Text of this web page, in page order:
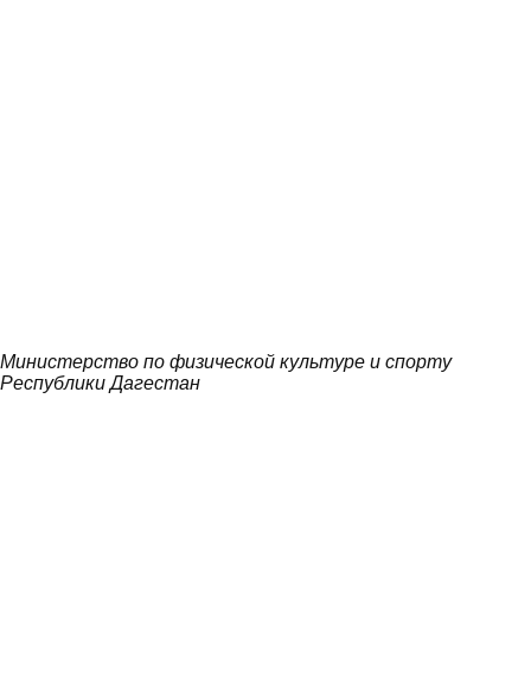
Министерство по физической культуре и спорту
Республики Дагестан